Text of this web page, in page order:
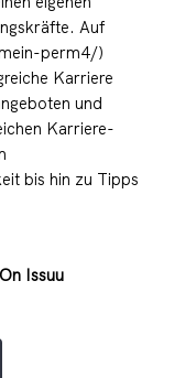
Auf
perm4/)
Karriere
und
Karriere-
bis hin zu Tipps
Issuu